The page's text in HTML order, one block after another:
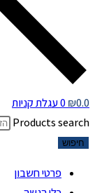
₪0.0
0 עגלת קניות
Products search
חיפוש
פרטי חשבון